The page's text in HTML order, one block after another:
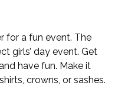
for a fun event. The
girls’ day event. Get
have fun. Make it
crowns, or sashes.